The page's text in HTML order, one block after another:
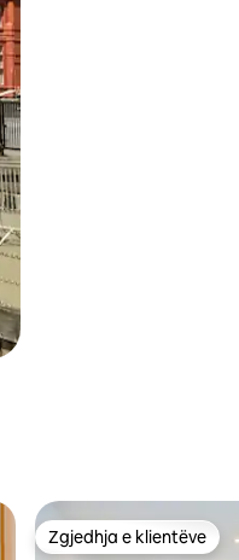
Zgjedhja e klientëve
Zgjedhja e klientëve